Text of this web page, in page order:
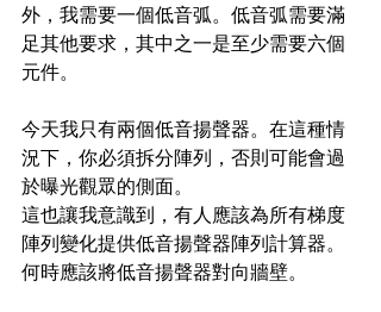
外，我需要一個低音弧。低音弧需要滿
足其他要求，其中之一是至少需要六個
元件。
今天我只有兩個低音揚聲器。在這種情
況下，你必須拆分陣列，否則可能會過
於曝光觀眾的側面。
這也讓我意識到，有人應該為所有梯度
陣列變化提供低音揚聲器陣列計算器。
何時應該將低音揚聲器對向牆壁。